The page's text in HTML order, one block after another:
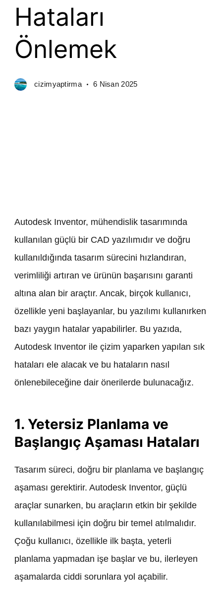
Hataları
Önlemek
cizimyaptirma 6 Nisan 2025
Autodesk Inventor, mühendislik tasarımında
kullanılan güçlü bir CAD yazılımıdır ve doğru
kullanıldığında tasarım sürecini hızlandıran,
verimliliği artıran ve ürünün başarısını garanti
altına alan bir araçtır. Ancak, birçok kullanıcı,
özellikle yeni başlayanlar, bu yazılımı kullanırken
bazı yaygın hatalar yapabilirler. Bu yazıda,
Autodesk Inventor ile çizim yaparken yapılan sık
hataları ele alacak ve bu hataların nasıl
önlenebileceğine dair önerilerde bulunacağız.
1. Yetersiz Planlama ve
Başlangıç Aşaması Hataları
Tasarım süreci, doğru bir planlama ve başlangıç
aşaması gerektirir. Autodesk Inventor, güçlü
araçlar sunarken, bu araçların etkin bir şekilde
kullanılabilmesi için doğru bir temel atılmalıdır.
Çoğu kullanıcı, özellikle ilk başta, yeterli
planlama yapmadan işe başlar ve bu, ilerleyen
aşamalarda ciddi sorunlara yol açabilir.